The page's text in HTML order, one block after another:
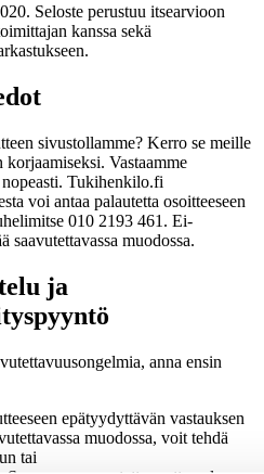
Seloste perustuu itsearvioon
kanssa sekä
sivustollamme? Kerro se meille
korjaamiseksi. Vastaamme
Tukihenkilo.fi
voi antaa palautetta osoitteeseen
010 2193 461. Ei-
saavutettavassa muodossa.
ja
anna ensin
epätyydyttävän vastauksen
muodossa, voit tehdä
tai